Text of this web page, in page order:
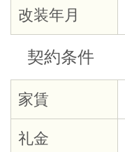
改装年月
契約条件
家賃
礼金